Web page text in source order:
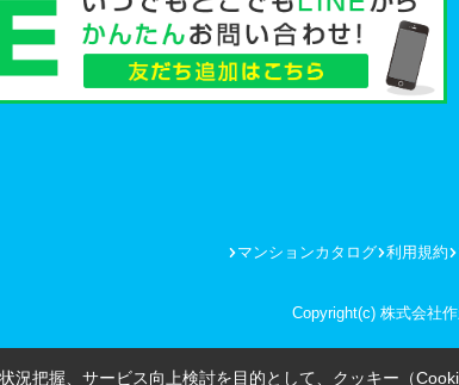
マンションカタログ 利用規約
Copyright(c) 株式会社
況把握、サービス向上検討を目的として、クッキー（